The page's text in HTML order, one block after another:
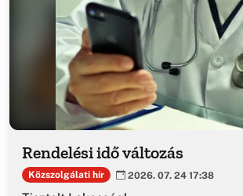
Rendelési idő változás
Közszolgálati hír 2026. 07. 24 17:38